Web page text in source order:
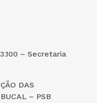
– Secretaria
DAS
– PSB